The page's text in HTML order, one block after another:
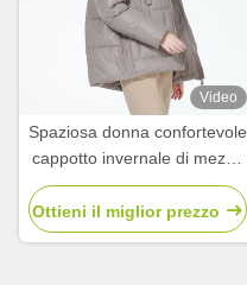
Video
Spaziosa donna confortevole
cappotto invernale di mezza
età giacca con tasche scure.
Ottieni il miglior prezzo